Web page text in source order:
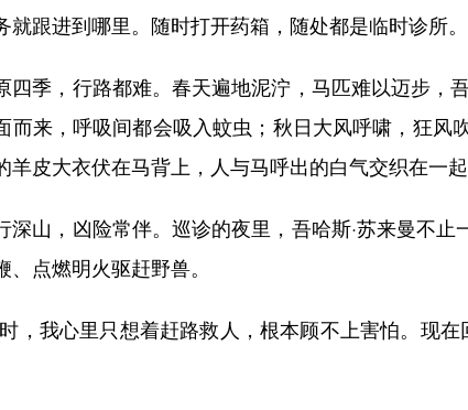
就跟进到哪里。随时打开药箱，随处都是临时诊所。
季，行路都难。春天遍地泥泞，马匹难以迈步，
而来，呼吸间都会吸入蚊虫；秋日大风呼啸，狂
羊皮大衣伏在马背上，人与马呼出的白气交织在一
山，凶险常伴。巡诊的夜里，吾哈斯·苏来曼不止
、点燃明火驱赶野兽。
我心里只想着赶路救人，根本顾不上害怕。现在